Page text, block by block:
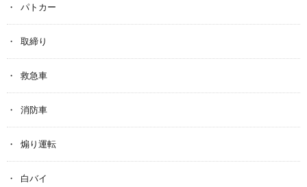
パトカー
取締り
救急車
消防車
煽り運転
白バイ